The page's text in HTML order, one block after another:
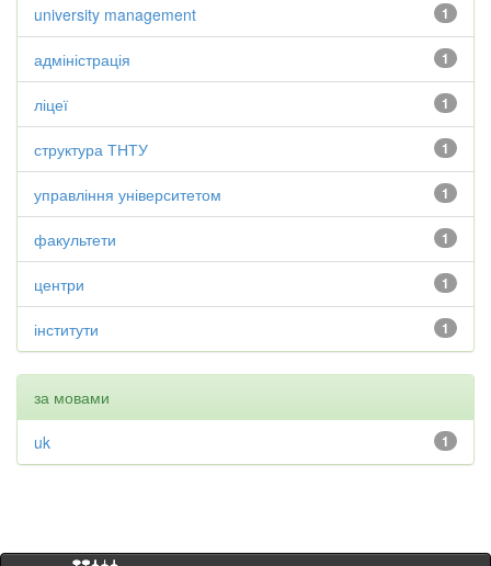
1
university management
1
адміністрація
1
ліцеї
1
структура ТНТУ
1
управління університетом
1
факультети
1
центри
1
інститути
за мовами
1
uk